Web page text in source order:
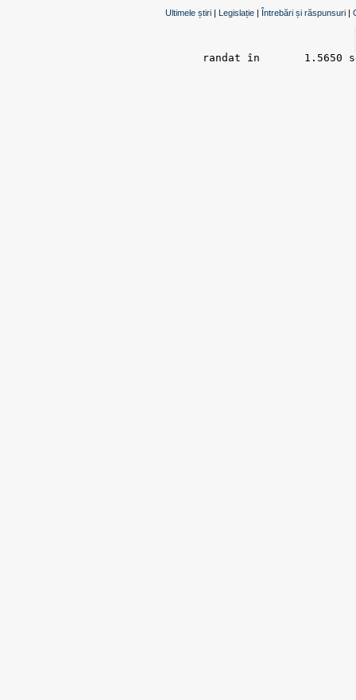
Ultimele știri | Legislație | Întrebări și răspunsuri |
randat în